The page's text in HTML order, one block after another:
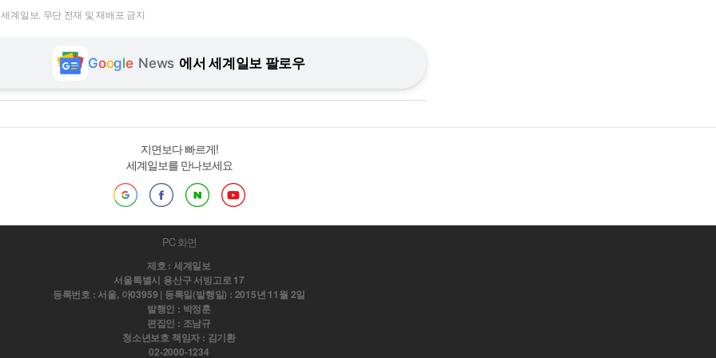
계일보. 무단 전재 및 재배포 금지
Google News 에서 세계일보 팔로우
지면보다 빠르게!
세계일보를 만나보세요
PC 화면
제호 : 세계일보
서울특별시 용산구 서빙고로 17
등록번호 : 서울, 아03959 | 등록일(발행일) : 2015년 11월 2일
발행인 : 박정훈
편집인 : 조남규
청소년보호 책임자 : 김기환
02-2000-1234